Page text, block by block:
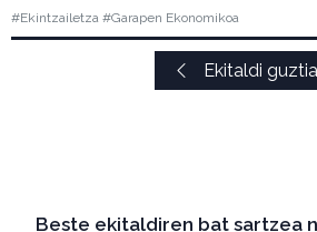
#Ekintzailetza #Garapen Ekonomikoa
Ekitaldi
Beste ekitaldiren bat sartzea